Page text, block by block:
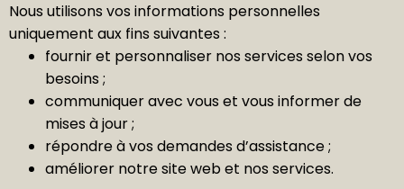
Nous utilisons vos informations personnelles
uniquement aux fins suivantes :
fournir et personnaliser nos services selon vos
besoins ;
communiquer avec vous et vous informer de
mises à jour ;
répondre à vos demandes d’assistance ;
améliorer notre site web et nos services.